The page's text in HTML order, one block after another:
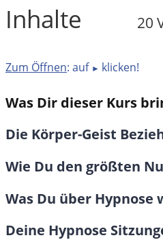
Inhalte 20
Zum Öffnen: auf ► klicken!
Was Dir dieser Kurs
Die Körper-Geist
Wie Du den größten
Was Du über Hypnose
Deine Hypnose